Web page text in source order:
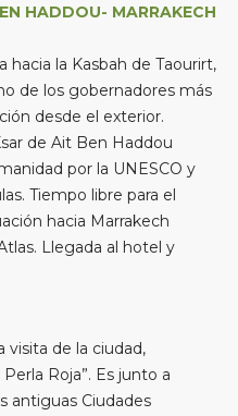
HADDOU- MARRAKECH
hacia la Kasbah de Taourirt,
de los gobernadores más
desde el exterior.
de Ait Ben Haddou
por la UNESCO y
Tiempo libre para el
hacia Marrakech
Llegada al hotel y
visita de la ciudad,
Roja”. Es junto a
antiguas Ciudades